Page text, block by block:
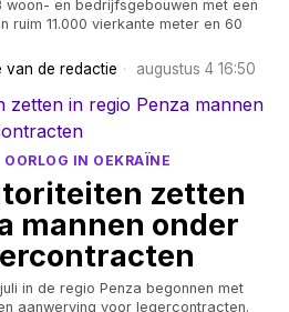
en bedrijfsgebouwen met een
ruim 11.000 vierkante meter en 60
van de redactie augustus 4 16:50
OORLOG IN OEKRAÏNE
zetten
mannen onder
in de regio Penza begonnen met
aanwerving voor legercontracten.